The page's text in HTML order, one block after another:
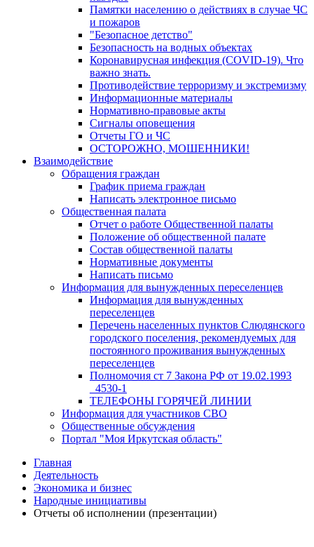
Памятки населению о действиях в случае ЧС
и пожаров
"Безопасное детство"
Безопасность на водных объектах
Коронавирусная инфекция (COVID-19). Что
важно знать.
Противодействие терроризму и экстремизму
Информационные материалы
Нормативно-правовые акты
Сигналы оповещения
Отчеты ГО и ЧС
ОСТОРОЖНО, МОШЕННИКИ!
Взаимодействие
Обращения граждан
График приема граждан
Написать электронное письмо
Общественная палата
Отчет о работе Общественной палаты
Положение об общественной палате
Состав общественной палаты
Нормативные документы
Написать письмо
Информация для вынужденных переселенцев
Информация для вынужденных
переселенцев
Перечень населенных пунктов Слюдянского
городского поселения, рекомендуемых для
постоянного проживания вынужденных
переселенцев
Полномочия ст 7 Закона РФ от 19.02.1993
_4530-1
ТЕЛЕФОНЫ ГОРЯЧЕЙ ЛИНИИ
Информация для участников СВО
Общественные обсуждения
Портал "Моя Иркутская область"
Главная
Деятельность
Экономика и бизнес
Народные инициативы
Отчеты об исполнении (презентации)